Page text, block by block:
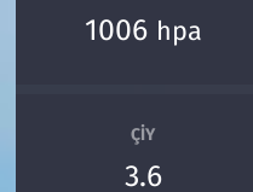
1006 hpa
ÇIY
3.6